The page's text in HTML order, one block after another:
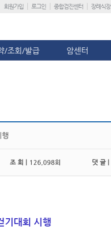
회원가입 로그인 종합검진센터 장례식장
/조회/발급 암센터
행
조 회 | 126,098회 댓 글 |
기대회 시행